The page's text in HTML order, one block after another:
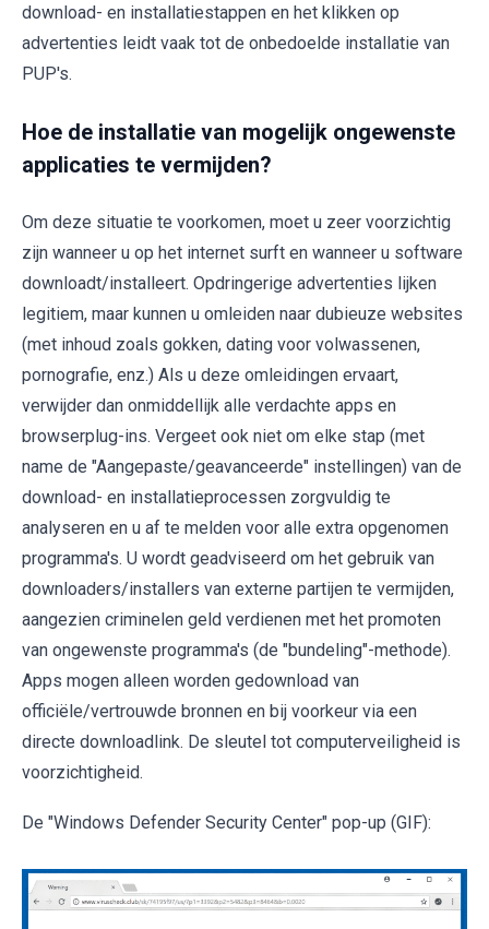
download- en installatiestappen en het klikken op
advertenties leidt vaak tot de onbedoelde installatie van
PUP's.
Hoe de installatie van mogelijk ongewenste
applicaties te vermijden?
Om deze situatie te voorkomen, moet u zeer voorzichtig
zijn wanneer u op het internet surft en wanneer u software
downloadt/installeert. Opdringerige advertenties lijken
legitiem, maar kunnen u omleiden naar dubieuze websites
(met inhoud zoals gokken, dating voor volwassenen,
pornografie, enz.) Als u deze omleidingen ervaart,
verwijder dan onmiddellijk alle verdachte apps en
browserplug-ins. Vergeet ook niet om elke stap (met
name de "Aangepaste/geavanceerde" instellingen) van de
download- en installatieprocessen zorgvuldig te
analyseren en u af te melden voor alle extra opgenomen
programma's. U wordt geadviseerd om het gebruik van
downloaders/installers van externe partijen te vermijden,
aangezien criminelen geld verdienen met het promoten
van ongewenste programma's (de "bundeling"-methode).
Apps mogen alleen worden gedownload van
officiële/vertrouwde bronnen en bij voorkeur via een
directe downloadlink. De sleutel tot computerveiligheid is
voorzichtigheid.
De "Windows Defender Security Center" pop-up (GIF):